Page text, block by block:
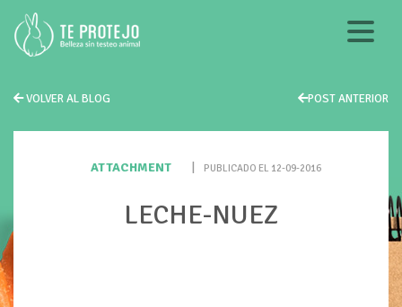
VOLVER AL BLOG POST ANTERIOR
ATTACHMENT PUBLICADO EL 12-09-2016
LECHE-NUEZ